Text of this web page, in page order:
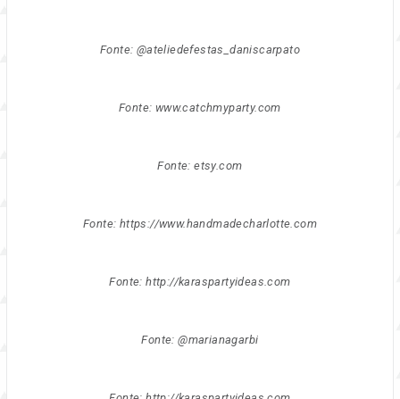
Fonte: @ateliedefestas_daniscarpato
Fonte: www.catchmyparty.com
Fonte: etsy.com
Fonte: https://www.handmadecharlotte.com
Fonte: http://karaspartyideas.com
Fonte: @marianagarbi